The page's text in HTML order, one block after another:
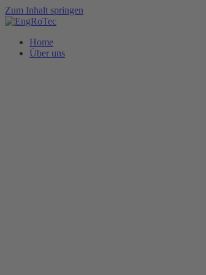
Zum Inhalt springen
Home
Über uns